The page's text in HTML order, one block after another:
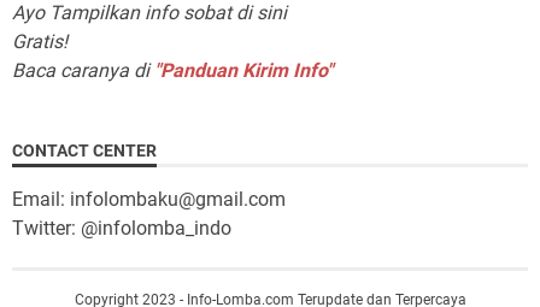
Ayo Tampilkan info sobat di sini
Gratis!
Baca caranya di "Panduan Kirim Info"
CONTACT CENTER
Email: infolombaku@gmail.com
Twitter: @infolomba_indo
Copyright 2023 - Info-Lomba.com Terupdate dan Terpercaya